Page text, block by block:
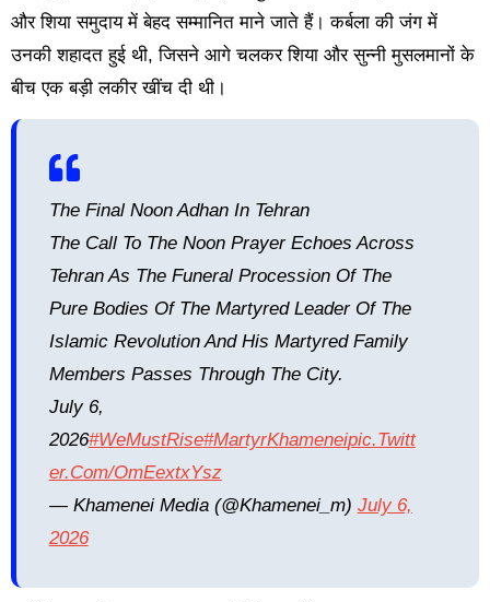
और शिया समुदाय में बेहद सम्मानित माने जाते हैं। कर्बला की जंग में
उनकी शहादत हुई थी, जिसने आगे चलकर शिया और सुन्नी मुसलमानों के
बीच एक बड़ी लकीर खींच दी थी।
The Final Noon Adhan In Tehran
The Call To The Noon Prayer Echoes Across
Tehran As The Funeral Procession Of The
Pure Bodies Of The Martyred Leader Of The
Islamic Revolution And His Martyred Family
Members Passes Through The City.
July 6,
2026#WeMustRise#MartyrKhameneiPic.twitt
Er.com/omEextxYsz
— Khamenei Media (@Khamenei_m) July 6,
2026